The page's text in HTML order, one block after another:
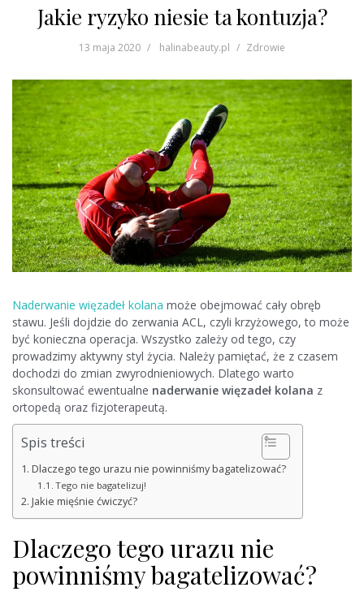
Jakie ryzyko niesie ta kontuzja?
13 maja 2020 halinabeauty.pl Zdrowie
Naderwanie więzadeł kolana może obejmować cały obręb
stawu. Jeśli dojdzie do zerwania ACL, czyli krzyżowego, to może
być konieczna operacja. Wszystko zależy od tego, czy
prowadzimy aktywny styl życia. Należy pamiętać, że z czasem
dochodzi do zmian zwyrodnieniowych. Dlatego warto
skonsultować ewentualne naderwanie więzadeł kolana z
ortopedą oraz fizjoterapeutą.
Spis treści
Dlaczego tego urazu nie powinniśmy bagatelizować?
Tego nie bagatelizuj!
Jakie mięśnie ćwiczyć?
Dlaczego tego urazu nie
powinniśmy bagatelizować?